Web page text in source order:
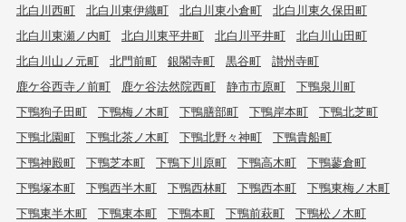
北白川西町
北白川東伊織町 北白川東小倉町
北白川東久保田町
北白川東瀬ノ内町
北白川東平井町 北白川平井町
北白川山田町
北白川山ノ元町
北門前町 銀閣寺町 黒谷町
讃州寺町
鹿ケ谷西寺ノ前町
鹿ケ谷法然院西町 静市市原町
下鴨泉川町
下鴨狗子田町
下鴨梅ノ木町 下鴨膳部町 下鴨岸本町
下鴨北芝町
下鴨北園町
下鴨北茶ノ木町 下鴨北野々神町
下鴨貴船町
下鴨神殿町
下鴨芝本町 下鴨下川原町 下鴨高木町
下鴨蓼倉町
下鴨塚本町
下鴨西半木町 下鴨西林町 下鴨西本町
下鴨東梅ノ木町
下鴨東半木町
下鴨東本町 下鴨本町 下鴨前萩町
下鴨松ノ木町